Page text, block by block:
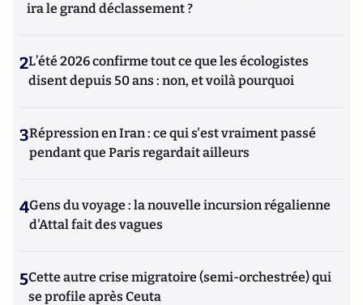
ira le grand déclassement ?
2L’été 2026 confirme tout ce que les écologistes
disent depuis 50 ans : non, et voilà pourquoi
3Répression en Iran : ce qui s'est vraiment passé
pendant que Paris regardait ailleurs
4Gens du voyage : la nouvelle incursion régalienne
d'Attal fait des vagues
5Cette autre crise migratoire (semi-orchestrée) qui
se profile après Ceuta